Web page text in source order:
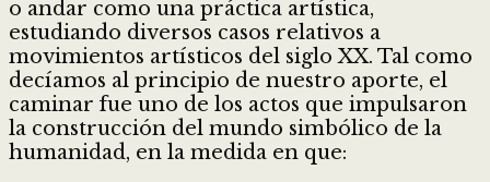
o andar como una práctica artística,
estudiando diversos casos relativos a
movimientos artísticos del siglo XX. Tal como
decíamos al principio de nuestro aporte, el
caminar fue uno de los actos que impulsaron
la construcción del mundo simbólico de la
humanidad, en la medida en que: